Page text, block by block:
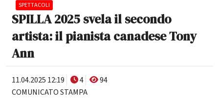
SPETTACOLI
SPILLA 2025 svela il secondo
artista: il pianista canadese Tony
Ann
11.04.2025 12:19 4
94
COMUNICATO STAMPA